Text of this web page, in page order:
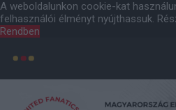
A weboldalunkon cookie-kat
felhasználói élményt nyújthassuk.
Rendben